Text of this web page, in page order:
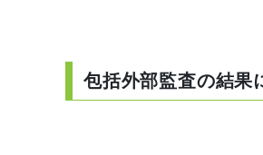
包括外部監査の結果